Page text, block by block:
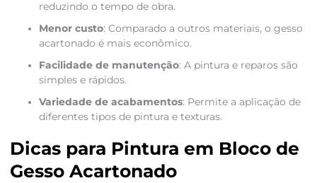
reduzindo o tempo de obra.
Menor custo: Comparado a outros materiais, o gesso
acartonado é mais econômico.
Facilidade de manutenção: A pintura e reparos são
simples e rápidos.
Variedade de acabamentos: Permite a aplicação de
diferentes tipos de pintura e texturas.
Dicas para Pintura em Bloco de
Gesso Acartonado